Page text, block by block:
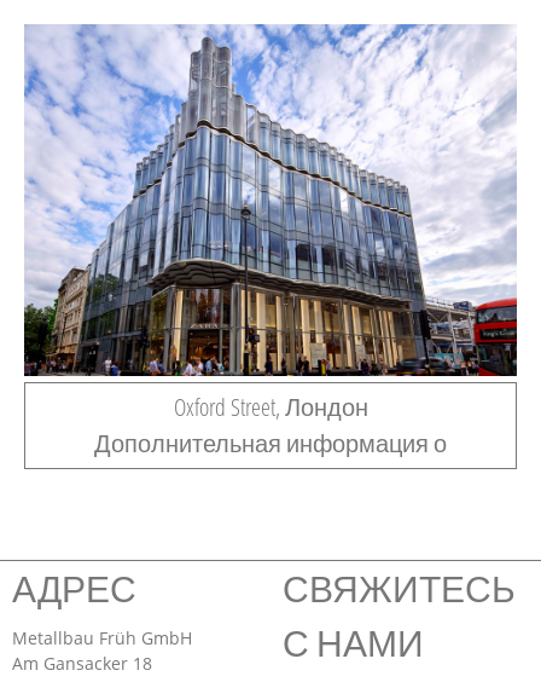
Oxford Street, Лондон
Дополнительная информация о
АДРЕС
Metallbau Früh GmbH
Am Gansacker 18
СВЯЖИТЕСЬ
С НАМИ